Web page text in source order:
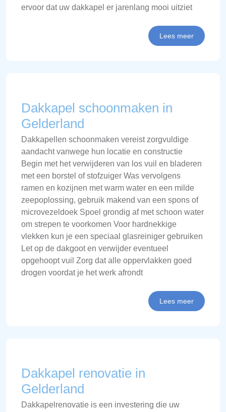
ervoor dat uw dakkapel er jarenlang mooi uitziet
Lees meer
Dakkapel schoonmaken in
Gelderland
Dakkapellen schoonmaken vereist zorgvuldige
aandacht vanwege hun locatie en constructie
Begin met het verwijderen van los vuil en bladeren
met een borstel of stofzuiger Was vervolgens
ramen en kozijnen met warm water en een milde
zeepoplossing, gebruik makend van een spons of
microvezeldoek Spoel grondig af met schoon water
om strepen te voorkomen Voor hardnekkige
vlekken kun je een speciaal glasreiniger gebruiken
Let op de dakgoot en verwijder eventueel
opgehoopt vuil Zorg dat alle oppervlakken goed
drogen voordat je het werk afrondt
Lees meer
Dakkapel renovatie in
Gelderland
Dakkapelrenovatie is een investering die uw